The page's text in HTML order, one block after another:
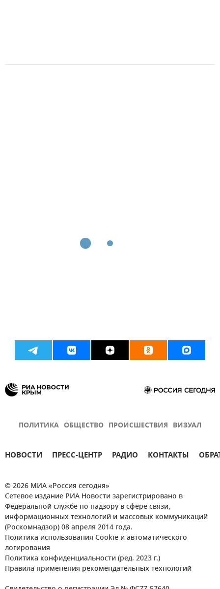
ПОЛИТИКА ОБЩЕСТВО ПРОИСШЕСТВИЯ ВИЗУАЛ
НОВОСТИ ПРЕСС-ЦЕНТР РАДИО КОНТАКТЫ
© 2026 МИА «Россия сегодня»
Сетевое издание РИА Новости зарегистрировано в
Федеральной службе по надзору в сфере связи,
информационных технологий и массовых коммуникаций
(Роскомнадзор) 08 апреля 2014 года.
Политика использования Cookie и автоматического
логирования
Политика конфиденциальности (ред. 2023 г.)
Правила применения рекомендательных технологий